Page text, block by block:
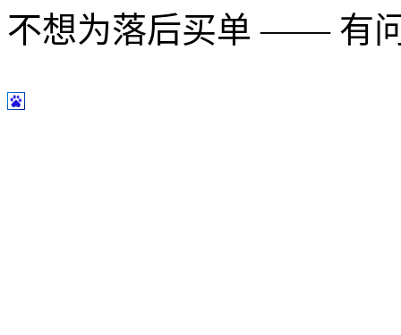
不想为落后买单 —— 有